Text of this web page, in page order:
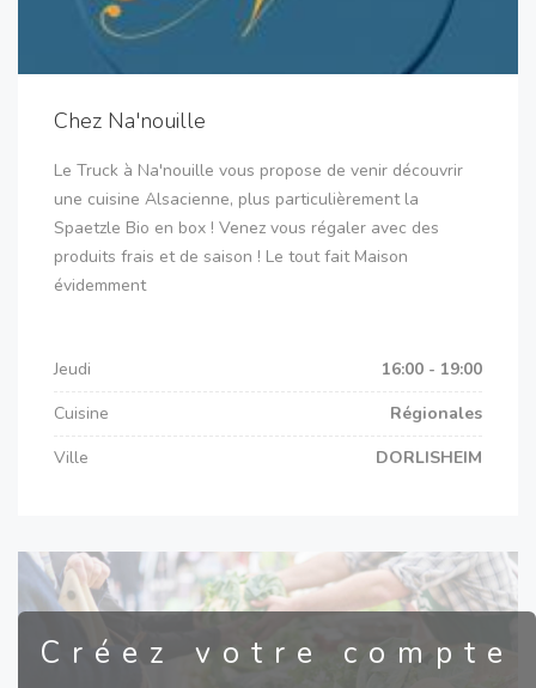
Chez Na'nouille
Le Truck à Na'nouille vous propose de venir découvrir
une cuisine Alsacienne, plus particulièrement la
Spaetzle Bio en box ! Venez vous régaler avec des
produits frais et de saison ! Le tout fait Maison
évidemment
Jeudi
16:00 - 19:00
Cuisine
Régionales
Ville
DORLISHEIM
Créez votre compte